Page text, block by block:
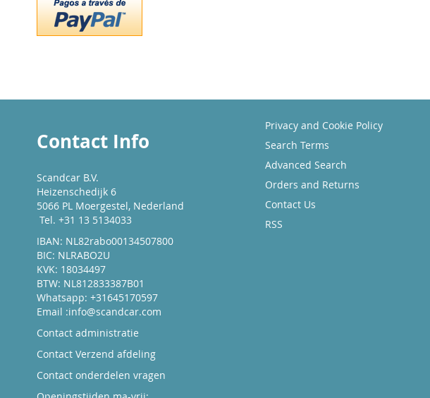
Contact Info
Scandcar B.V.
Heizenschedijk 6
5066 PL Moergestel, Nederland
Tel. +31 13 5134033
IBAN: NL82rabo00134507800
BIC: NLRABO2U
KVK: 18034497
BTW: NL812833387B01
Whatsapp: +31645170597
Email :info@scandcar.com
Contact administratie
Contact Verzend afdeling
Contact onderdelen vragen
Privacy and Cookie Policy
Search Terms
Advanced Search
Orders and Returns
Contact Us
RSS